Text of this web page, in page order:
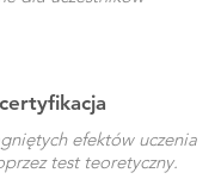
efektów uczenia
test teoretyczny.